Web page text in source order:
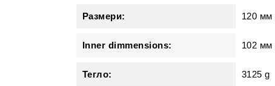
Размери: 120 мм
Inner dimmensions: 102
Тегло: 3125 g